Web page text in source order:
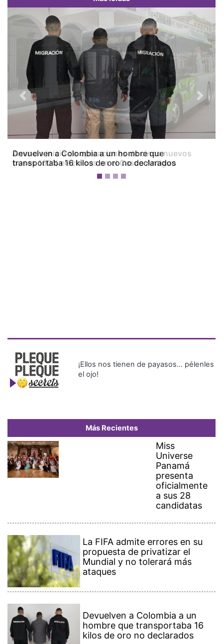
Devuelven a Colombia a un hombre que
transportaba 16 kilos de oro no declarados
Previous Next
¡Ellos nos tienen de payasos… pélenles
el ojo!
Más Recientes
Miss
Universe
Panamá
presenta
oficialmente
a sus 28
candidatas
La FIFA admite errores en su
propuesta de privatizar el
Mundial y no tolerará más
ataques
Devuelven a Colombia a un
hombre que transportaba 16
kilos de oro no declarados